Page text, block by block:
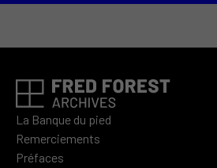
La Banque du pied
Remerciements
Préfaces